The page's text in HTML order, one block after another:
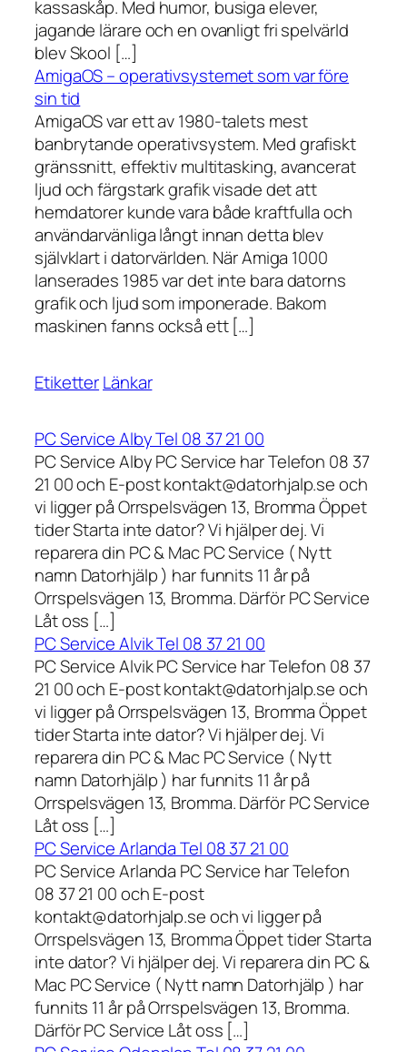
kassaskåp. Med humor, busiga elever,
jagande lärare och en ovanligt fri spelvärld
blev Skool […]
AmigaOS – operativsystemet som var före
sin tid
AmigaOS var ett av 1980-talets mest
banbrytande operativsystem. Med grafiskt
gränssnitt, effektiv multitasking, avancerat
ljud och färgstark grafik visade det att
hemdatorer kunde vara både kraftfulla och
användarvänliga långt innan detta blev
självklart i datorvärlden. När Amiga 1000
lanserades 1985 var det inte bara datorns
grafik och ljud som imponerade. Bakom
maskinen fanns också ett […]
EtiketterLänkar
PC Service Alby Tel 08 37 21 00
PC Service Alby PC Service har Telefon 08 37
21 00 och E-post kontakt@datorhjalp.se och
vi ligger på Orrspelsvägen 13, Bromma Öppet
tider Starta inte dator? Vi hjälper dej. Vi
reparera din PC & Mac PC Service ( Nytt
namn Datorhjälp ) har funnits 11 år på
Orrspelsvägen 13, Bromma. Därför PC Service
Låt oss […]
PC Service Alvik Tel 08 37 21 00
PC Service Alvik PC Service har Telefon 08 37
21 00 och E-post kontakt@datorhjalp.se och
vi ligger på Orrspelsvägen 13, Bromma Öppet
tider Starta inte dator? Vi hjälper dej. Vi
reparera din PC & Mac PC Service ( Nytt
namn Datorhjälp ) har funnits 11 år på
Orrspelsvägen 13, Bromma. Därför PC Service
Låt oss […]
PC Service Arlanda Tel 08 37 21 00
PC Service Arlanda PC Service har Telefon
08 37 21 00 och E-post
kontakt@datorhjalp.se och vi ligger på
Orrspelsvägen 13, Bromma Öppet tider Starta
inte dator? Vi hjälper dej. Vi reparera din PC &
Mac PC Service ( Nytt namn Datorhjälp ) har
funnits 11 år på Orrspelsvägen 13, Bromma.
Därför PC Service Låt oss […]